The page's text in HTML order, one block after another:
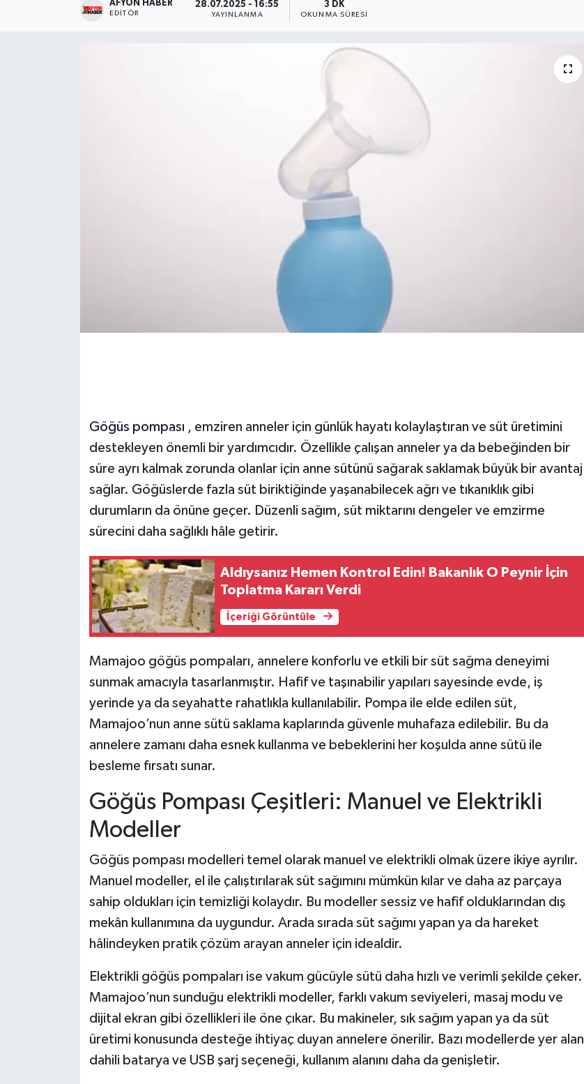
AFYON HABER
EDITÖR
28.07.2025 - 16:55
YAYINLANMA
3 DK
OKUNMA SÜRESI
Göğüs pompası , emziren anneler için günlük hayatı kolaylaştıran ve süt üretimini
destekleyen önemli bir yardımcıdır. Özellikle çalışan anneler ya da bebeğinden bir
süre ayrı kalmak zorunda olanlar için anne sütünü sağarak saklamak büyük bir avantaj
sağlar. Göğüslerde fazla süt biriktiğinde yaşanabilecek ağrı ve tıkanıklık gibi
durumların da önüne geçer. Düzenli sağım, süt miktarını dengeler ve emzirme
sürecini daha sağlıklı hâle getirir.
Aldıysanız Hemen Kontrol Edin! Bakanlık O Peynir İçin
Toplatma Kararı Verdi
İçeriği Görüntüle
Mamajoo göğüs pompaları, annelere konforlu ve etkili bir süt sağma deneyimi
sunmak amacıyla tasarlanmıştır. Hafif ve taşınabilir yapıları sayesinde evde, iş
yerinde ya da seyahatte rahatlıkla kullanılabilir. Pompa ile elde edilen süt,
Mamajoo’nun anne sütü saklama kaplarında güvenle muhafaza edilebilir. Bu da
annelere zamanı daha esnek kullanma ve bebeklerini her koşulda anne sütü ile
besleme fırsatı sunar.
Göğüs Pompası Çeşitleri: Manuel ve Elektrikli
Modeller
Göğüs pompası modelleri temel olarak manuel ve elektrikli olmak üzere ikiye ayrılır.
Manuel modeller, el ile çalıştırılarak süt sağımını mümkün kılar ve daha az parçaya
sahip oldukları için temizliği kolaydır. Bu modeller sessiz ve hafif olduklarından dış
mekân kullanımına da uygundur. Arada sırada süt sağımı yapan ya da hareket
hâlindeyken pratik çözüm arayan anneler için idealdir.
Elektrikli göğüs pompaları ise vakum gücüyle sütü daha hızlı ve verimli şekilde çeker.
Mamajoo’nun sunduğu elektrikli modeller, farklı vakum seviyeleri, masaj modu ve
dijital ekran gibi özellikleri ile öne çıkar. Bu makineler, sık sağım yapan ya da süt
üretimi konusunda desteğe ihtiyaç duyan annelere önerilir. Bazı modellerde yer alan
dahili batarya ve USB şarj seçeneği, kullanım alanını daha da genişletir.